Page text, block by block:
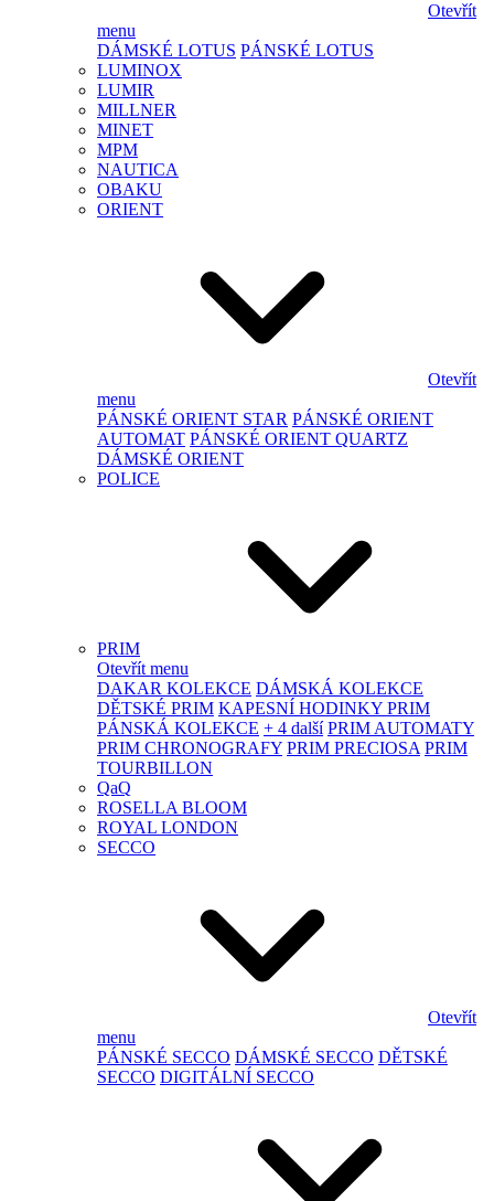
Otevřít
menu
DÁMSKÉ LOTUS PÁNSKÉ LOTUS
LUMINOX
LUMIR
MILLNER
MINET
MPM
NAUTICA
OBAKU
ORIENT
Otevřít
menu
PÁNSKÉ ORIENT STAR PÁNSKÉ ORIENT
AUTOMAT PÁNSKÉ ORIENT QUARTZ
DÁMSKÉ ORIENT
POLICE
PRIM
Otevřít menu
DAKAR KOLEKCE DÁMSKÁ KOLEKCE
DĚTSKÉ PRIM KAPESNÍ HODINKY PRIM
PÁNSKÁ KOLEKCE + 4 další PRIM AUTOMATY
PRIM CHRONOGRAFY PRIM PRECIOSA PRIM
TOURBILLON
QaQ
ROSELLA BLOOM
ROYAL LONDON
SECCO
Otevřít
menu
PÁNSKÉ SECCO DÁMSKÉ SECCO DĚTSKÉ
SECCO DIGITÁLNÍ SECCO